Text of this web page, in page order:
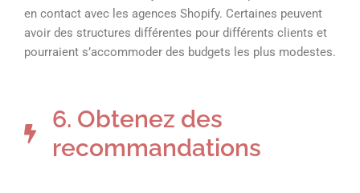
en contact avec les agences Shopify. Certaines peuvent
avoir des structures différentes pour différents clients et
pourraient s’accommoder des budgets les plus modestes.
6. Obtenez des
recommandations